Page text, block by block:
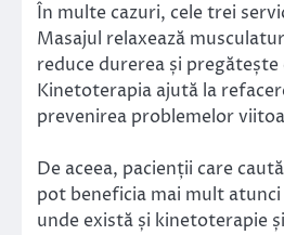
În multe cazuri, cele trei
Masajul relaxează
reduce durerea și pregătește
Kinetoterapia ajută la
prevenirea problemelor
De aceea, pacienții care
pot beneficia mai mult atunci
unde există și kinetoterapie